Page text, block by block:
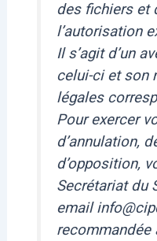
des fichiers et
l’autorisation
Il s’agit d’un
celui-ci et son
légales
Pour exercer
d’annulation,
d’opposition,
Secrétariat du
email
recommandée